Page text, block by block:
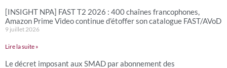
[INSIGHT NPA] FAST T2 2026 : 400 chaînes francophones,
Amazon Prime Video continue d’étoffer son catalogue FAST/AVoD
9 juillet 2026
Lire la suite »
Le décret imposant aux SMAD par abonnement des